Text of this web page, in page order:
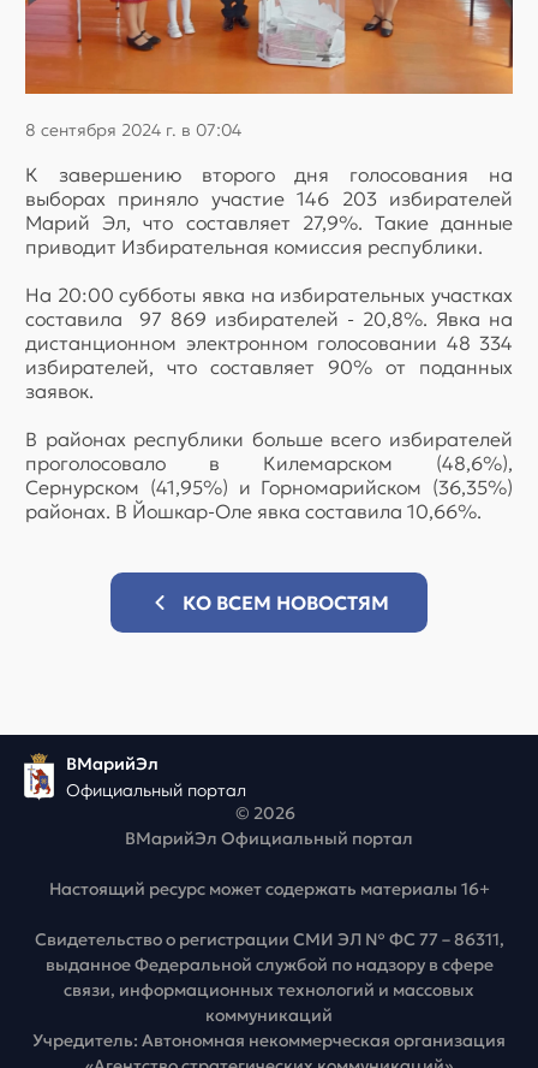
8 сентября 2024 г. в 07:04
К завершению второго дня голосования на
выборах приняло участие 146 203 избирателей
Марий Эл, что составляет 27,9%. Такие данные
приводит Избирательная комиссия республики.
На 20:00 субботы явка на избирательных участках
составила 97 869 избирателей - 20,8%. Явка на
дистанционном электронном голосовании 48 334
избирателей, что составляет 90% от поданных
заявок.
В районах республики больше всего избирателей
проголосовало в Килемарском (48,6%),
Сернурском (41,95%) и Горномарийском (36,35%)
районах. В Йошкар-Оле явка составила 10,66%.
КО ВСЕМ НОВОСТЯМ
ВМарийЭл
Официальный портал
© 2026
ВМарийЭл Официальный портал
Настоящий ресурс может содержать материалы 16+
Свидетельство о регистрации СМИ ЭЛ № ФС 77 – 86311,
выданное Федеральной службой по надзору в сфере
связи, информационных технологий и массовых
коммуникаций
Учредитель: Автономная некоммерческая организация